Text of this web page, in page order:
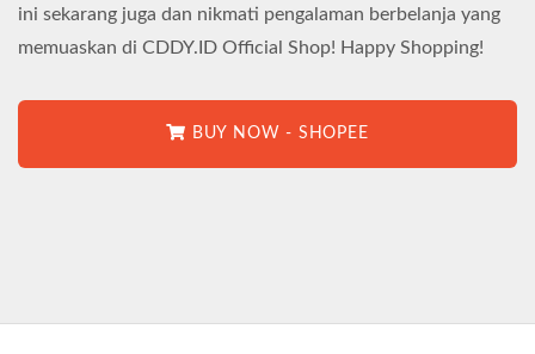
ini sekarang juga dan nikmati pengalaman berbelanja yang
memuaskan di CDDY.ID Official Shop! Happy Shopping!
BUY NOW - SHOPEE